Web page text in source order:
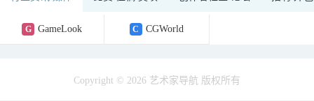
G GameLook C CGWorld
Copyright © 2026 艺术家导航 版权所有